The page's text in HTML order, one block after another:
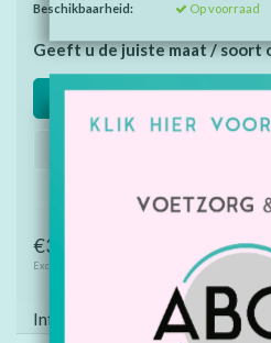
Beschikbaarheid:
Op voorraad
Geeft u de juiste maat / soort
€32,00
Excl. btw
Informatie